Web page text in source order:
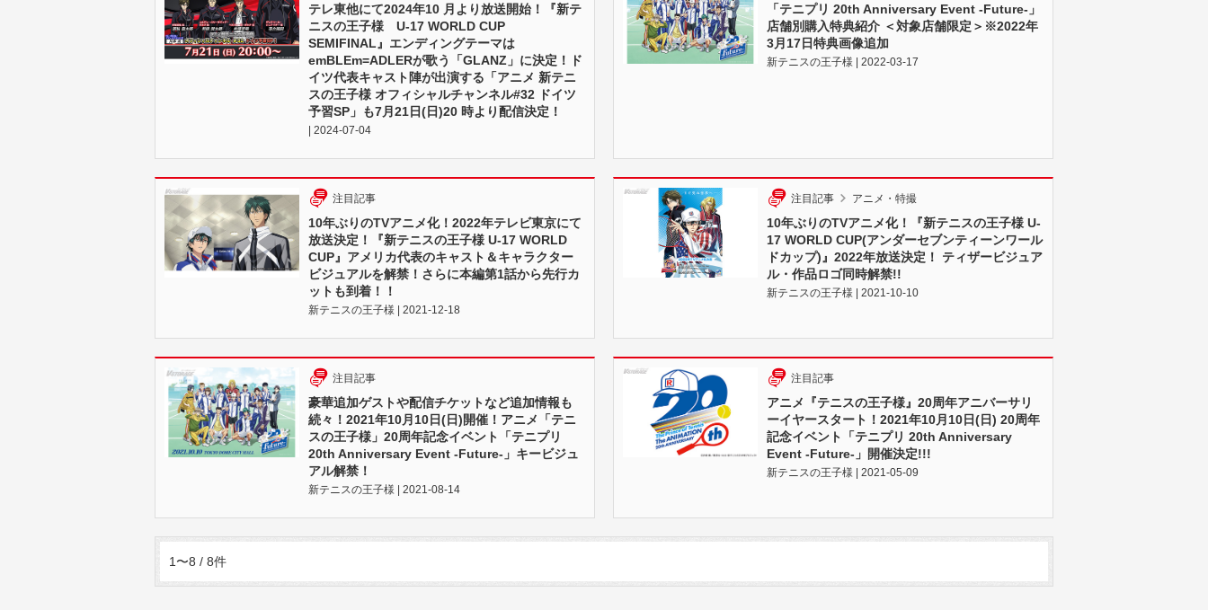
テレ東他にて2024年10 月より放送開始！『新テ
ニスの王子様 U-17 WORLD CUP
SEMIFINAL』エンディングテーマは
emBLEm=ADLERが歌う「GLANZ」に決定！ド
イツ代表キャスト陣が出演する「アニメ 新テニ
スの王子様 オフィシャルチャンネル#32 ドイツ
予習SP」も7月21日(日)20 時より配信決定！
| 2024-07-04
「テニプリ 20th Anniversary Event -Future-」
店舗別購入特典紹介 ＜対象店舗限定＞※2022年
3月17日特典画像追加
新テニスの王⼦様 | 2022-03-17
注目記事
10年ぶりのTVアニメ化！2022年テレビ東京にて
放送決定！『新テニスの王子様 U-17 WORLD
CUP』アメリカ代表のキャスト＆キャラクター
ビジュアルを解禁！さらに本編第1話から先行カ
ットも到着！！
新テニスの王⼦様 | 2021-12-18
注目記事 アニメ・特撮
10年ぶりのTVアニメ化！『新テニスの王子様 U-
17 WORLD CUP(アンダーセブンティーンワール
ドカップ)』2022年放送決定！ ティザービジュア
ル・作品ロゴ同時解禁!!
新テニスの王⼦様 | 2021-10-10
注目記事
豪華追加ゲストや配信チケットなど追加情報も
続々！2021年10月10日(日)開催！アニメ「テニ
スの王子様」20周年記念イベント「テニプリ
20th Anniversary Event -Future-」キービジュ
アル解禁！
新テニスの王⼦様 | 2021-08-14
注目記事
アニメ『テニスの王子様』20周年アニバーサリ
ーイヤースタート！2021年10月10日(日) 20周年
記念イベント「テニプリ 20th Anniversary
Event -Future-」開催決定!!!
新テニスの王⼦様 | 2021-05-09
1〜8 / 8件